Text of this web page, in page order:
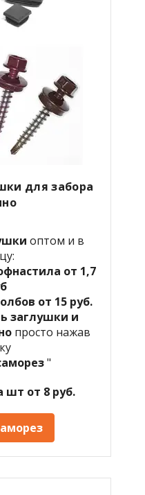
для забора
оптом и в
от 1,7
от 15 руб.
заглушки и
просто нажав
"
шт от 8 руб.